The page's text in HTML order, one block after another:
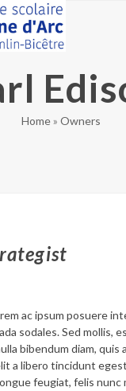
Home» Owners
ac ipsum posuere
sodales. Sed mollis,
bibendum diam, quis
a libero tincidunt
feugiat, felis nunc